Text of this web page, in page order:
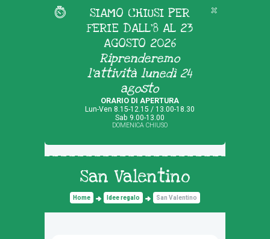
SIAMO CHIUSI PER
FERIE DALL'8 AL 23
AGOSTO 2026
Riprenderemo
l'attività lunedì 24
agosto
ORARIO DI APERTURA
Lun-Ven 8.15-12.15 / 13.00-18.30
Sab 9.00-13.00
DOMENICA CHIUSO
San Valentino
Home Idee regalo San Valentino